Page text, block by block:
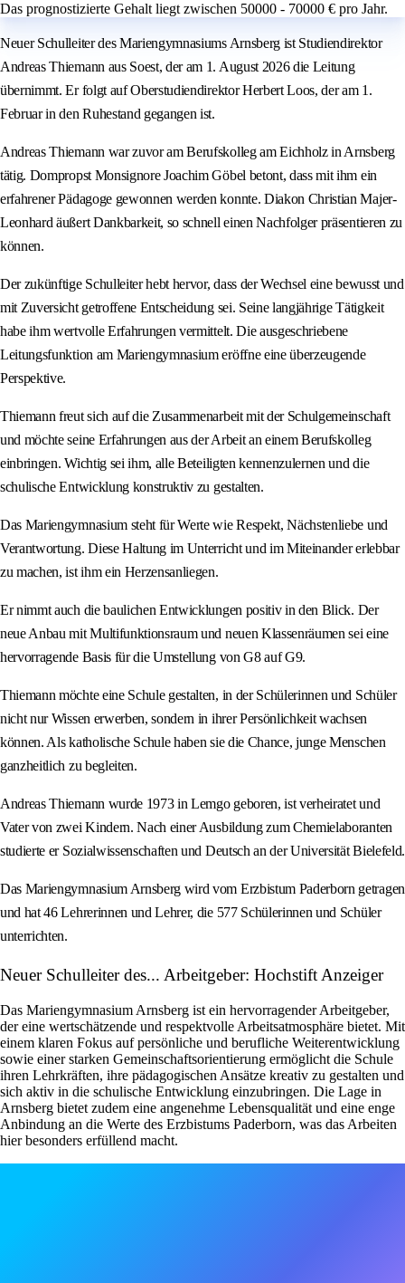
Das prognostizierte Gehalt liegt zwischen 50000 - 70000 € pro Jahr.
Neuer Schulleiter des Mariengymnasiums Arnsberg ist Studiendirektor
Andreas Thiemann aus Soest, der am 1. August 2026 die Leitung
übernimmt. Er folgt auf Oberstudiendirektor Herbert Loos, der am 1.
Februar in den Ruhestand gegangen ist.
Andreas Thiemann war zuvor am Berufskolleg am Eichholz in Arnsberg
tätig. Dompropst Monsignore Joachim Göbel betont, dass mit ihm ein
erfahrener Pädagoge gewonnen werden konnte. Diakon Christian Majer-
Leonhard äußert Dankbarkeit, so schnell einen Nachfolger präsentieren zu
können.
Der zukünftige Schulleiter hebt hervor, dass der Wechsel eine bewusst und
mit Zuversicht getroffene Entscheidung sei. Seine langjährige Tätigkeit
habe ihm wertvolle Erfahrungen vermittelt. Die ausgeschriebene
Leitungsfunktion am Mariengymnasium eröffne eine überzeugende
Perspektive.
Thiemann freut sich auf die Zusammenarbeit mit der Schulgemeinschaft
und möchte seine Erfahrungen aus der Arbeit an einem Berufskolleg
einbringen. Wichtig sei ihm, alle Beteiligten kennenzulernen und die
schulische Entwicklung konstruktiv zu gestalten.
Das Mariengymnasium steht für Werte wie Respekt, Nächstenliebe und
Verantwortung. Diese Haltung im Unterricht und im Miteinander erlebbar
zu machen, ist ihm ein Herzensanliegen.
Er nimmt auch die baulichen Entwicklungen positiv in den Blick. Der
neue Anbau mit Multifunktionsraum und neuen Klassenräumen sei eine
hervorragende Basis für die Umstellung von G8 auf G9.
Thiemann möchte eine Schule gestalten, in der Schülerinnen und Schüler
nicht nur Wissen erwerben, sondern in ihrer Persönlichkeit wachsen
können. Als katholische Schule haben sie die Chance, junge Menschen
ganzheitlich zu begleiten.
Andreas Thiemann wurde 1973 in Lemgo geboren, ist verheiratet und
Vater von zwei Kindern. Nach einer Ausbildung zum Chemielaboranten
studierte er Sozialwissenschaften und Deutsch an der Universität Bielefeld.
Das Mariengymnasium Arnsberg wird vom Erzbistum Paderborn getragen
und hat 46 Lehrerinnen und Lehrer, die 577 Schülerinnen und Schüler
unterrichten.
Neuer Schulleiter des... Arbeitgeber: Hochstift Anzeiger
Das Mariengymnasium Arnsberg ist ein hervorragender Arbeitgeber,
der eine wertschätzende und respektvolle Arbeitsatmosphäre bietet. Mit
einem klaren Fokus auf persönliche und berufliche Weiterentwicklung
sowie einer starken Gemeinschaftsorientierung ermöglicht die Schule
ihren Lehrkräften, ihre pädagogischen Ansätze kreativ zu gestalten und
sich aktiv in die schulische Entwicklung einzubringen. Die Lage in
Arnsberg bietet zudem eine angenehme Lebensqualität und eine enge
Anbindung an die Werte des Erzbistums Paderborn, was das Arbeiten
hier besonders erfüllend macht.